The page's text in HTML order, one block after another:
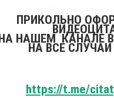
ПРИКОЛЬНО
НА НАШЕМ КАНАЛЕ
НА ВСЕ
https://t.me/